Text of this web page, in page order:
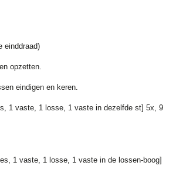
einddraad)
opzetten.
eindigen en keren.
1 vaste, 1 losse, 1 vaste in dezelfde st] 5x, 9
1 vaste, 1 losse, 1 vaste in de lossen-boog]